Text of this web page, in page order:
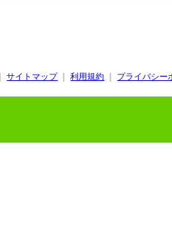
｜サイトマップ ｜利用規約 プライバシー